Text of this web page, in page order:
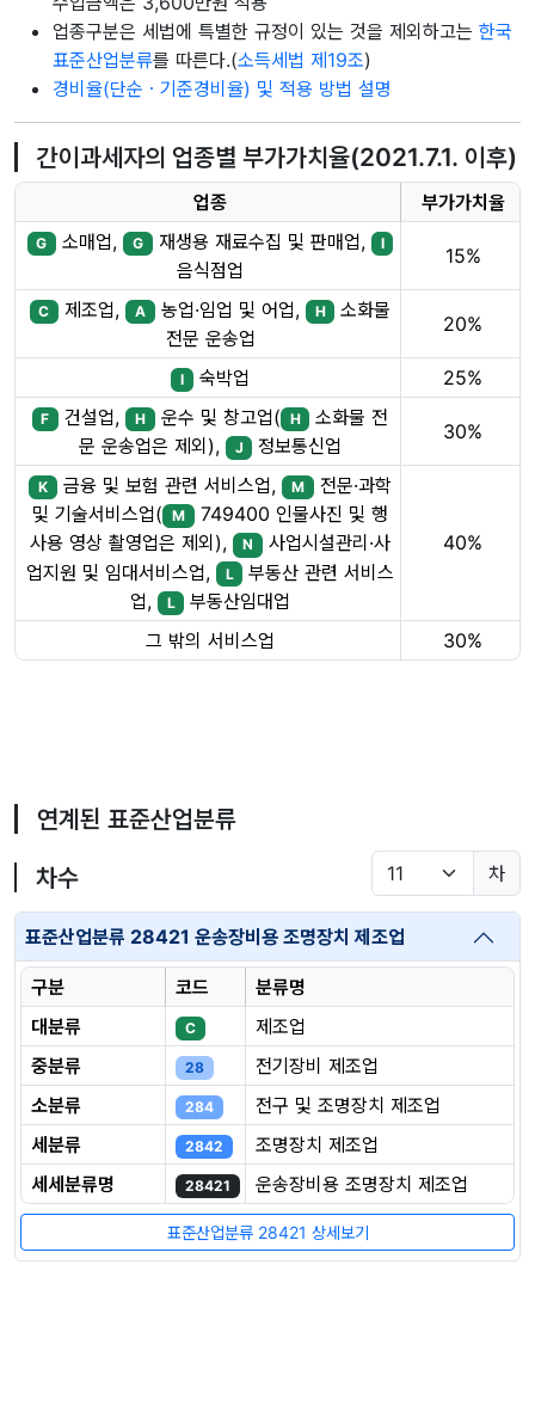
업종구분은 세법에 특별한 규정이 있는 것을 제외하고는 한국
표준산업분류를 따른다.(소득세법 제19조)
경비율(단순ㆍ기준경비율) 및 적용 방법 설명
간이과세자의 업종별 부가가치율(2021.7.1. 이후)
업종 부가가치율
G 소매업, G 재생용 재료수집 및 판매업, I
음식점업
15%
C 제조업, A 농업·임업 및 어업, H
소화물
전문 운송업
20%
I 숙박업 25%
F 건설업, H 운수 및 창고업( H
소화물 전
문 운송업은 제외),
J 정보통신업
30%
K 금융 및 보험 관련 서비스업, M 전문·과학
및 기술서비스업( M 749400 인물사진 및 행
사용 영상 촬영업은 제외), N 사업시설관리·사
업지원 및 임대서비스업,
L
부동산 관련 서비스
업,
L 부동산임대업
40%
그 밖의 서비스업 30%
연계된 표준산업분류
차수
차
표준산업분류 28421 운송장비용 조명장치 제조업
구분 코드
분류명
대분류
C
제조업
중분류
28
전기장비 제조업
소분류
284
전구 및 조명장치 제조업
세분류
2842
조명장치 제조업
세세분류명
28421 운송장비용 조명장치 제조업
표준산업분류 28421 상세보기